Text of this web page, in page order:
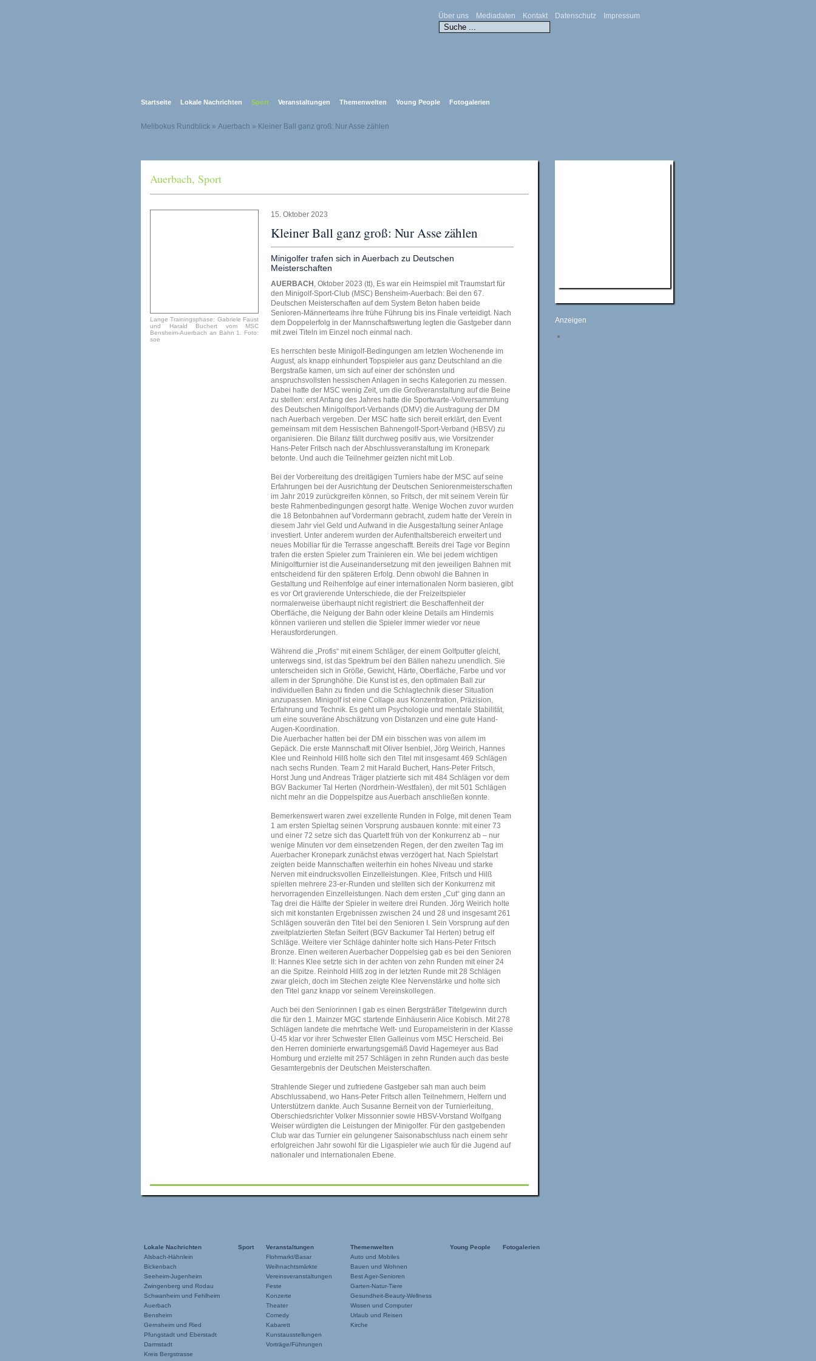
Über uns Mediadaten Kontakt Datenschutz Impressum
Startseite Lokale Nachrichten Sport Veranstaltungen Themenwelten Young People Fotogalerien
Melibokus Rundblick » Auerbach » Kleiner Ball ganz groß: Nur Asse zählen
Auerbach, Sport
Lange Trainingsphase: Gabriele Faust
und Harald Buchert vom MSC
Bensheim-Auerbach an Bahn 1. Foto:
soe
15. Oktober 2023
Kleiner Ball ganz groß: Nur Asse zählen
Minigolfer trafen sich in Auerbach zu Deutschen
Meisterschaften
AUERBACH , Oktober 2023 (tt), Es war ein Heimspiel mit Traumstart für
den Minigolf-Sport-Club (MSC) Bensheim-Auerbach: Bei den 67.
Deutschen Meisterschaften auf dem System Beton haben beide
Senioren-Männerteams ihre frühe Führung bis ins Finale verteidigt. Nach
dem Doppelerfolg in der Mannschaftswertung legten die Gastgeber dann
mit zwei Titeln im Einzel noch einmal nach.
Es herrschten beste Minigolf-Bedingungen am letzten Wochenende im
August, als knapp einhundert Topspieler aus ganz Deutschland an die
Bergstraße kamen, um sich auf einer der schönsten und
anspruchsvollsten hessischen Anlagen in sechs Kategorien zu messen.
Dabei hatte der MSC wenig Zeit, um die Großveranstaltung auf die Beine
zu stellen: erst Anfang des Jahres hatte die Sportwarte-Vollversammlung
des Deutschen Minigolfsport-Verbands (DMV) die Austragung der DM
nach Auerbach vergeben. Der MSC hatte sich bereit erklärt, den Event
gemeinsam mit dem Hessischen Bahnengolf-Sport-Verband (HBSV) zu
organisieren. Die Bilanz fällt durchweg positiv aus, wie Vorsitzender
Hans-Peter Fritsch nach der Abschlussveranstaltung im Kronepark
betonte. Und auch die Teilnehmer geizten nicht mit Lob.
Bei der Vorbereitung des dreitägigen Turniers habe der MSC auf seine
Erfahrungen bei der Ausrichtung der Deutschen Seniorenmeisterschaften
im Jahr 2019 zurückgreifen können, so Fritsch, der mit seinem Verein für
beste Rahmenbedingungen gesorgt hatte. Wenige Wochen zuvor wurden
die 18 Betonbahnen auf Vordermann gebracht, zudem hatte der Verein in
diesem Jahr viel Geld und Aufwand in die Ausgestaltung seiner Anlage
investiert. Unter anderem wurden der Aufenthaltsbereich erweitert und
neues Mobiliar für die Terrasse angeschafft. Bereits drei Tage vor Beginn
trafen die ersten Spieler zum Trainieren ein. Wie bei jedem wichtigen
Minigolfturnier ist die Auseinandersetzung mit den jeweiligen Bahnen mit
entscheidend für den späteren Erfolg. Denn obwohl die Bahnen in
Gestaltung und Reihenfolge auf einer internationalen Norm basieren, gibt
es vor Ort gravierende Unterschiede, die der Freizeitspieler
normalerweise überhaupt nicht registriert: die Beschaffenheit der
Oberfläche, die Neigung der Bahn oder kleine Details am Hindernis
können variieren und stellen die Spieler immer wieder vor neue
Herausforderungen.
Während die „Profis“ mit einem Schläger, der einem Golfputter gleicht,
unterwegs sind, ist das Spektrum bei den Bällen nahezu unendlich. Sie
unterscheiden sich in Größe, Gewicht, Härte, Oberfläche, Farbe und vor
allem in der Sprunghöhe. Die Kunst ist es, den optimalen Ball zur
individuellen Bahn zu finden und die Schlagtechnik dieser Situation
anzupassen. Minigolf ist eine Collage aus Konzentration, Präzision,
Erfahrung und Technik. Es geht um Psychologie und mentale Stabilität,
um eine souveräne Abschätzung von Distanzen und eine gute Hand-
Augen-Koordination.
Die Auerbacher hatten bei der DM ein bisschen was von allem im
Gepäck. Die erste Mannschaft mit Oliver Isenbiel, Jörg Weirich, Hannes
Klee und Reinhold Hilß holte sich den Titel mit insgesamt 469 Schlägen
nach sechs Runden. Team 2 mit Harald Buchert, Hans-Peter Fritsch,
Horst Jung und Andreas Träger platzierte sich mit 484 Schlägen vor dem
BGV Backumer Tal Herten (Nordrhein-Westfalen), der mit 501 Schlägen
nicht mehr an die Doppelspitze aus Auerbach anschließen konnte.
Bemerkenswert waren zwei exzellente Runden in Folge, mit denen Team
1 am ersten Spieltag seinen Vorsprung ausbauen konnte: mit einer 73
und einer 72 setze sich das Quartett früh von der Konkurrenz ab – nur
wenige Minuten vor dem einsetzenden Regen, der den zweiten Tag im
Auerbacher Kronepark zunächst etwas verzögert hat. Nach Spielstart
zeigten beide Mannschaften weiterhin ein hohes Niveau und starke
Nerven mit eindrucksvollen Einzelleistungen. Klee, Fritsch und Hilß
spielten mehrere 23-er-Runden und stellten sich der Konkurrenz mit
hervorragenden Einzelleistungen. Nach dem ersten „Cut“ ging dann an
Tag drei die Hälfte der Spieler in weitere drei Runden. Jörg Weirich holte
sich mit konstanten Ergebnissen zwischen 24 und 28 und insgesamt 261
Schlägen souverän den Titel bei den Senioren I. Sein Vorsprung auf den
zweitplatzierten Stefan Seifert (BGV Backumer Tal Herten) betrug elf
Schläge. Weitere vier Schläge dahinter holte sich Hans-Peter Fritsch
Bronze. Einen weiteren Auerbacher Doppelsieg gab es bei den Senioren
II: Hannes Klee setzte sich in der achten von zehn Runden mit einer 24
an die Spitze. Reinhold Hilß zog in der letzten Runde mit 28 Schlägen
zwar gleich, doch im Stechen zeigte Klee Nervenstärke und holte sich
den Titel ganz knapp vor seinem Vereinskollegen.
Auch bei den Seniorinnen I gab es einen Bergsträßer Titelgewinn durch
die für den 1. Mainzer MGC startende Einhäuserin Alice Kobisch. Mit 278
Schlägen landete die mehrfache Welt- und Europameisterin in der Klasse
Ü-45 klar vor ihrer Schwester Ellen Galleinus vom MSC Herscheid. Bei
den Herren dominierte erwartungsgemäß David Hagemeyer aus Bad
Homburg und erzielte mit 257 Schlägen in zehn Runden auch das beste
Gesamtergebnis der Deutschen Meisterschaften.
Strahlende Sieger und zufriedene Gastgeber sah man auch beim
Abschlussabend, wo Hans-Peter Fritsch allen Teilnehmern, Helfern und
Unterstützern dankte. Auch Susanne Berneit von der Turnierleitung,
Oberschiedsrichter Volker Missonnier sowie HBSV-Vorstand Wolfgang
Weiser würdigten die Leistungen der Minigolfer. Für den gastgebenden
Club war das Turnier ein gelungener Saisonabschluss nach einem sehr
erfolgreichen Jahr sowohl für die Ligaspieler wie auch für die Jugend auf
nationaler und internationalen Ebene.
Anzeigen
Lokale Nachrichten
Alsbach-Hähnlein
Bickenbach
Seeheim-Jugenheim
Zwingenberg und Rodau
Schwanheim und Fehlheim
Auerbach
Bensheim
Gernsheim und Ried
Pfungstadt und Eberstadt
Darmstadt
Kreis Bergstrasse
Sport
Veranstaltungen
Flohmarkt/Basar
Weihnachtsmärkte
Vereinsveranstaltungen
Feste
Konzerte
Theater
Comedy
Kabarett
Kunstausstellungen
Vorträge/Führungen
Themenwelten
Auto und Mobiles
Bauen und Wohnen
Best Ager-Senioren
Garten-Natur-Tiere
Gesundheit-Beauty-Wellness
Wissen und Computer
Urlaub und Reisen
Kirche
Young People Fotogalerien